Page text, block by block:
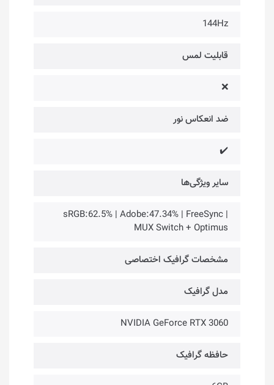
144Hz
قابلیت لمس
❌
ضد انعکاس نور
✔️
سایر ویژگی‌ها
sRGB:62.5% | Adobe:47.34% | FreeSync |
MUX Switch + Optimus
مشخصات گرافیک اختصاصی
مدل گرافیک
NVIDIA GeForce RTX 3060
حافظه گرافیک